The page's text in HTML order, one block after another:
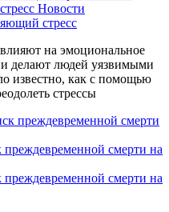
Новости
стресс
на эмоциональное
делают людей уязвимыми
известно, как с помощью
стрессы
смерти на
смерти на